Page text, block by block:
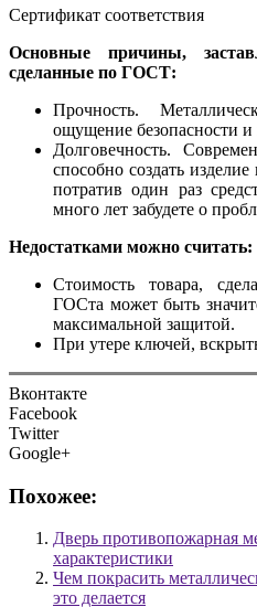
Сертификат соответствия
Основные причины,
сделанные по ГОСТ:
Прочность.
ощущение безопасности и
Долговечность.
способно создать
потратив один раз
много лет забудете о
Недостатками можно считать:
Стоимость товара,
ГОСта может быть
максимальной защитой.
При утере ключей,
Вконтакте
Facebook
Twitter
Google+
Похожее:
Дверь противопожарная
характеристики
Чем покрасить
это делается